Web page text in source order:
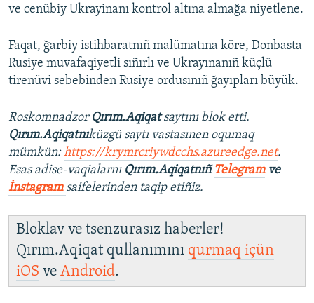
ve cenübiy Ukrayinanı kontrol altına almağa niyetlene.
Faqat, ğarbiy istihbaratnıñ malümatına köre, Donbasta
Rusiye muvafaqiyetli sıñırlı ve Ukrayınanıñ küçlü
tirenüvi sebebinden Rusiye ordusınıñ ğayıpları büyük.
Roskomnadzor Qırım.Aqiqatsaytını blok etti.
Qırım.Aqiqatnıküzgü saytı vastasınen oqumaq
mümkün:https://krymrcriywdcchs.azureedge.net.
Esas adise-vaqialarnı Qırım.Aqiqatnıñ Telegramve
İnstagram saifelerinden taqip etiñiz.
Bloklav ve tsenzurasız haberler!
Qırım.Aqiqat qullanımını qurmaq içün
iOS ve Android.